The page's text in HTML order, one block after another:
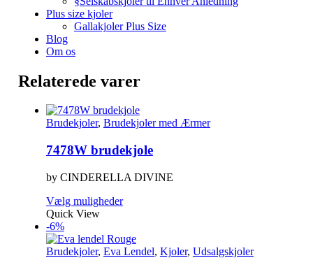
Plus size kjoler
Gallakjoler Plus Size
Blog
Om os
Relaterede varer
Brudekjoler, Brudekjoler med Ærmer
7478W brudekjole
by CINDERELLA DIVINE
Vælg mulighederDette
flere
varianter.
Quick View
-6%
Brudekjoler, Eva Lendel, Kjoler, Udsalgskjoler